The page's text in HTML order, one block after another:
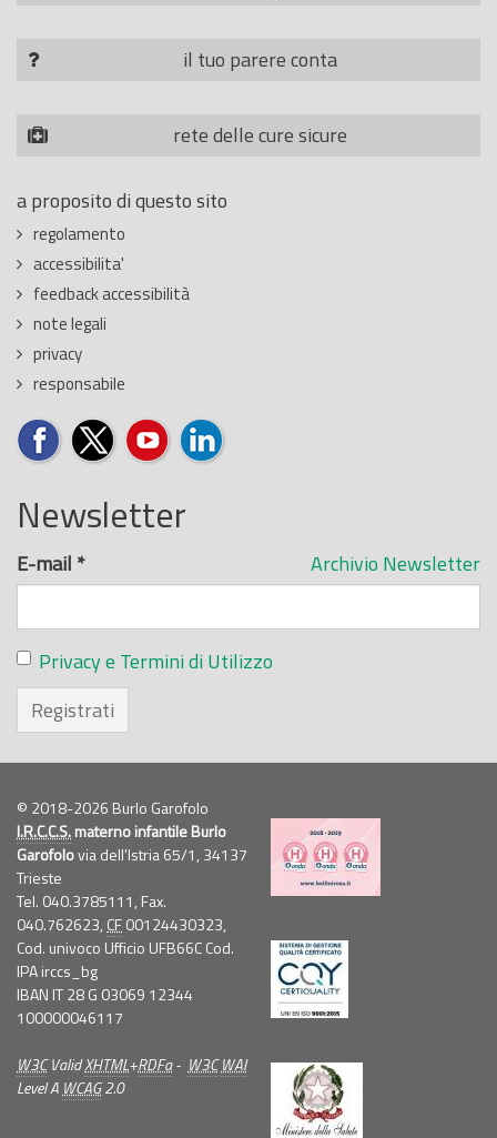
il tuo parere conta
rete delle cure sicure
a proposito di questo sito
regolamento
accessibilita'
feedback accessibilità
note legali
privacy
responsabile
Newsletter
Archivio Newsletter
E-mail *
Privacy e Termini di Utilizzo
Registrati
© 2018-2026 Burlo Garofolo
I.R.C.C.S.materno infantile Burlo
Garofolovia dell'Istria 65/1, 34137
Trieste
Tel. 040.3785111, Fax.
040.762623, CF00124430323,
Cod. univoco Ufficio UFB66C Cod.
IPA irccs_bg
IBAN IT 28 G 03069 12344
100000046117
W3CValidXHTML+RDFa- W3C WAI
Level A WCAG2.0